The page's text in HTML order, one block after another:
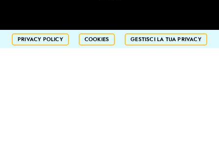
PRIVACY POLICY COOKIES GESTISCI LA TUA PRIVACY